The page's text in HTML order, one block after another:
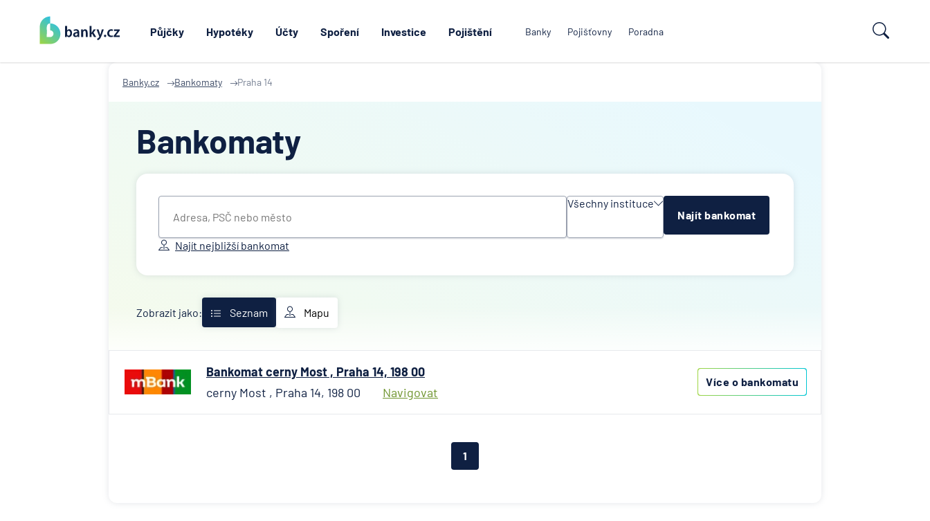
Půjčky Hypotéky Účty Spoření Investice Pojištění Banky Pojišťovny Poradna
Banky.cz Bankomaty Praha 14
Bankomaty
Všechny instituce
instituce
Česká
spořitelna
Najít bankomat
Najít nejbližší bankomat
Zobrazit jako: Seznam Mapu
Bankomat cerny Most , Praha 14, 198 00
cerny Most , Praha 14, 198 00
Navigovat
Více o bankomatu
1